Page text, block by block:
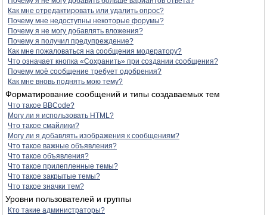
Как мне отредактировать или удалить опрос?
Почему мне недоступны некоторые форумы?
Почему я не могу добавлять вложения?
Почему я получил предупреждение?
Как мне пожаловаться на сообщения модератору?
Что означает кнопка «Сохранить» при создании сообщения?
Почему моё сообщение требует одобрения?
Как мне вновь поднять мою тему?
Форматирование сообщений и типы создаваемых тем
Что такое BBCode?
Могу ли я использовать HTML?
Что такое смайлики?
Могу ли я добавлять изображения к сообщениям?
Что такое важные объявления?
Что такое объявления?
Что такое прилепленные темы?
Что такое закрытые темы?
Что такое значки тем?
Уровни пользователей и группы
Кто такие администраторы?